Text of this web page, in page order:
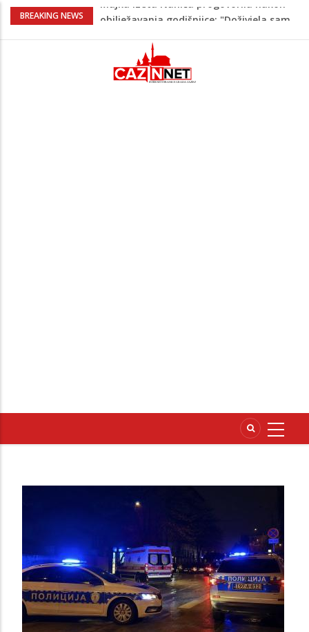
BREAKING NEWS
Prvi put u više od 40 godina: Saudijska
Makedonac teško povrijeđen nakon
pada sa tobogana: Vlada šalje avion po